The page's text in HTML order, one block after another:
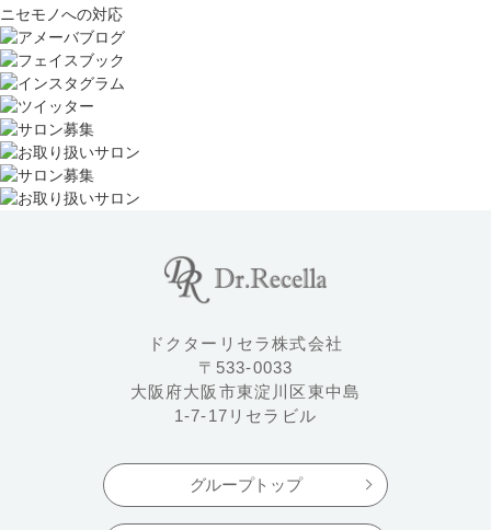
ニセモノへの対応
ドクターリセラ株式会社
〒533-0033
大阪府大阪市東淀川区東中島
1-7-17リセラビル
グループトップ